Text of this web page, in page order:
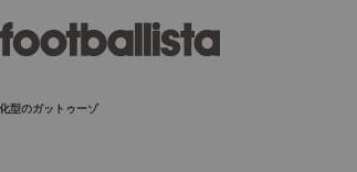
型のガットゥーゾ